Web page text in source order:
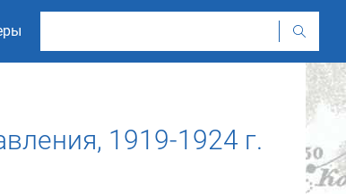
1919-1924 г.